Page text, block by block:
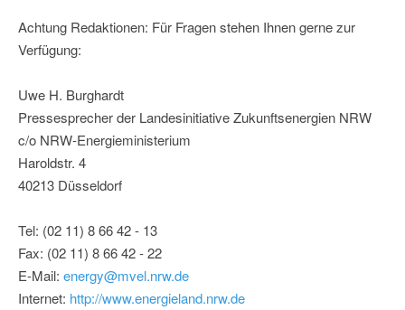
Achtung Redaktionen: Für Fragen stehen Ihnen gerne zur
Verfügung:
Uwe H. Burghardt
Pressesprecher der Landesinitiative Zukunftsenergien NRW
c/o NRW-Energieministerium
Haroldstr. 4
40213 Düsseldorf
Tel: (02 11) 8 66 42 - 13
Fax: (02 11) 8 66 42 - 22
E-Mail: energy@mvel.nrw.de
Internet: http://www.energieland.nrw.de